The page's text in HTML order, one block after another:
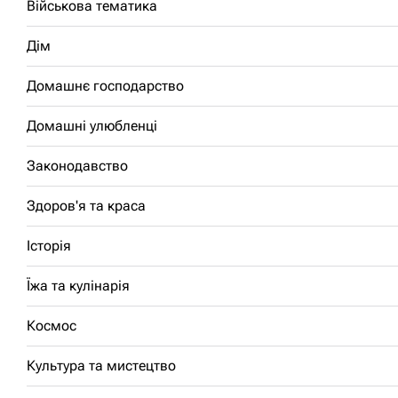
Військова тематика
Дім
Домашнє господарство
Домашні улюбленці
Законодавство
Здоров'я та краса
Історія
Їжа та кулінарія
Космос
Культура та мистецтво